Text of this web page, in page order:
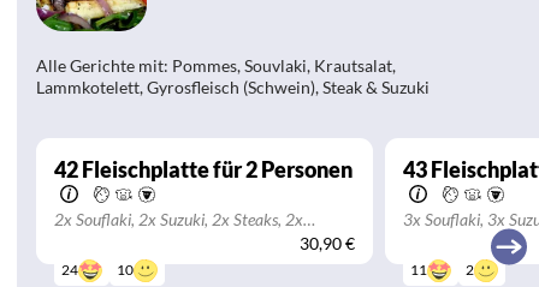
Alle Gerichte mit: Pommes, Souvlaki, Krautsalat,
Lammkotelett, Gyrosfleisch (Schwein), Steak & Suzuki
42Fleischplatte für 2 Personen
2x Souflaki, 2x Suzuki, 2x Steaks, 2x
Krautsalat
30,90 €
24 10
43
3x Souflaki, 3x
Lammkoteletts,
11 2